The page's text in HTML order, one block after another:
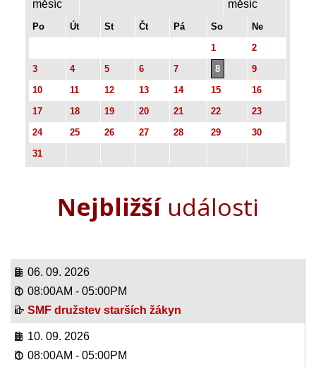
Po Út St Čt Pá So
Ne
1
2
3
4 5 6 7 8
9
10
11 12 13 14 15
16
17
18 19 20 21 22
23
24
25 26 27 28 29
30
31
Nejbližšíudálosti
06. 09. 2026
08:00AM - 05:00PM
SMF družstev starších žákyn
10. 09. 2026
08:00AM - 05:00PM